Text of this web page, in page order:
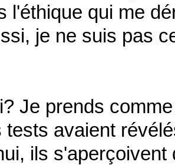
l'éthique qui me
je ne suis pas
Je prends
tests avaient
ils